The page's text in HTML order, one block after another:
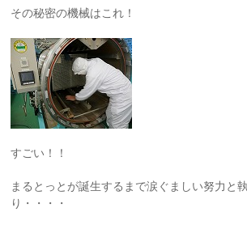
その秘密の機械はこれ！
すごい！！
まるとっとが誕生するまで涙ぐましい努力と
り・・・・